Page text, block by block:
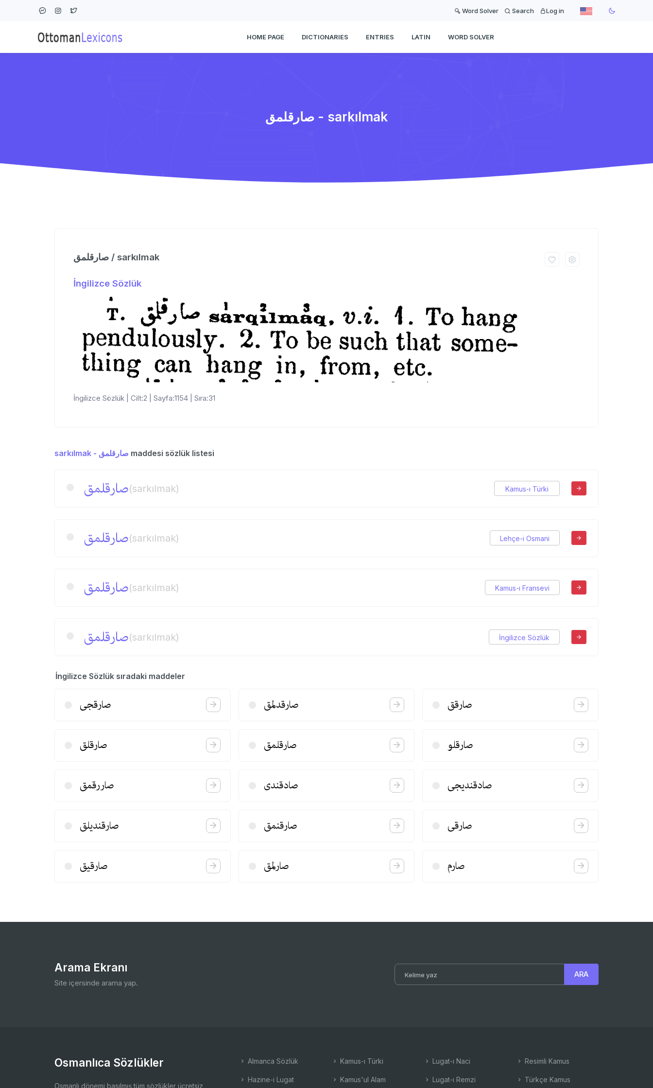
Word Solver Search Log in
HOME PAGE DICTIONARIES ENTRIES LATIN WORD SOLVER
صارقلمق - sarkılmak
صارقلمق / sarkılmak
İngilizce Sözlük
İngilizce Sözlük | Cilt:2 | Sayfa:1154 | Sıra:31
sarkılmak - صارقلمق maddesi sözlük listesi
صارقلمق(sarkılmak) Kamus-ı Türki
صارقلمق(sarkılmak) Lehçe-i Osmani
صارقلمق(sarkılmak) Kamus-ı Fransevi
صارقلمق(sarkılmak) İngilizce Sözlük
İngilizce Sözlük sıradaki maddeler
صارقجی صارقدلمق صارقق
صارقلق صارقلمق صارقلو
صاررقمق صادقندی صادقندیجی
صارقندیلق صارقنمق صارقی
صارقیق صارلمق صارم
Arama Ekranı
Site içersinde arama yap.
Osmanlıca Sözlükler
Osmanlı dönemi basılmış tüm sözlükler ücretsiz
Almanca Sözlük
Hazine-i Lugat
Kamus-ı Türki
Kamus'ul Alam
Lugat-ı Naci
Lugat-ı Remzi
Resimli Kamus
Türkçe Kamus